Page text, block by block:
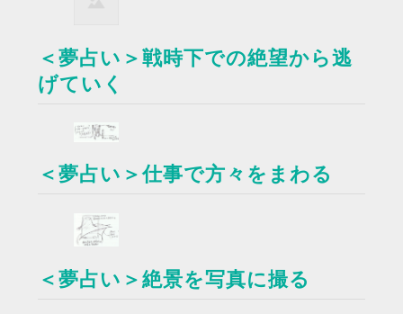
＜夢占い＞戦時下での絶望から逃
げていく
＜夢占い＞仕事で方々をまわる
＜夢占い＞絶景を写真に撮る